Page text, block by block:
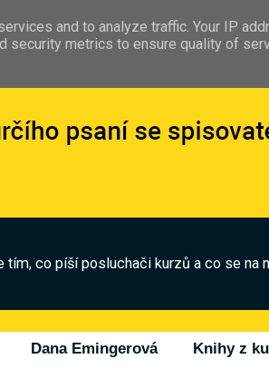
tím, co píší posluchači kurzů a co se na
Dana Emingerová Knihy z
and to analyze traffic. Your IP
security metrics to ensure quality of